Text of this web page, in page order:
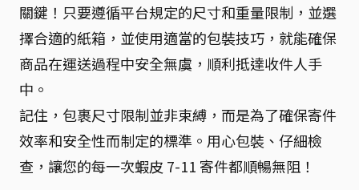
關鍵！只要遵循平台規定的尺寸和重量限制，並選
擇合適的紙箱，並使用適當的包裝技巧，就能確保
商品在運送過程中安全無虞，順利抵達收件人手
中。
記住，包裹尺寸限制並非束縛，而是為了確保寄件
效率和安全性而制定的標準。用心包裝、仔細檢
查，讓您的每一次蝦皮 7-11 寄件都順暢無阻！